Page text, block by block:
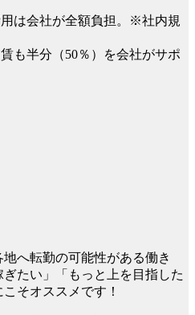
は会社が全額負担。※社内規
も半分（50％）を会社がサポ
へ転勤の可能性がある働き
たい」「もっと上を目指した
そオススメです！